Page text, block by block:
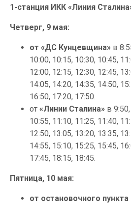
1-станция ИКК «Линия
Четверг, 9 мая:
от «ДС Кунцевщина» в
10:00, 10:15, 10:30, 10:45,
12:00, 12:15, 12:30, 12:45,
14:05, 14:20, 14:35, 14:50,
16:50, 17:20, 17:50.
от «Линии Сталина» в
10:55, 11:10, 11:25, 11:40,
12:50, 13:05, 13:20, 13:35,
14:55, 15:10, 15:25, 15:45,
17:45, 18:15, 18:45.
Пятница, 10 мая:
от остановочного